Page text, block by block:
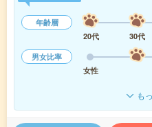
年齢層
20代
30代
男女比率
女性
も